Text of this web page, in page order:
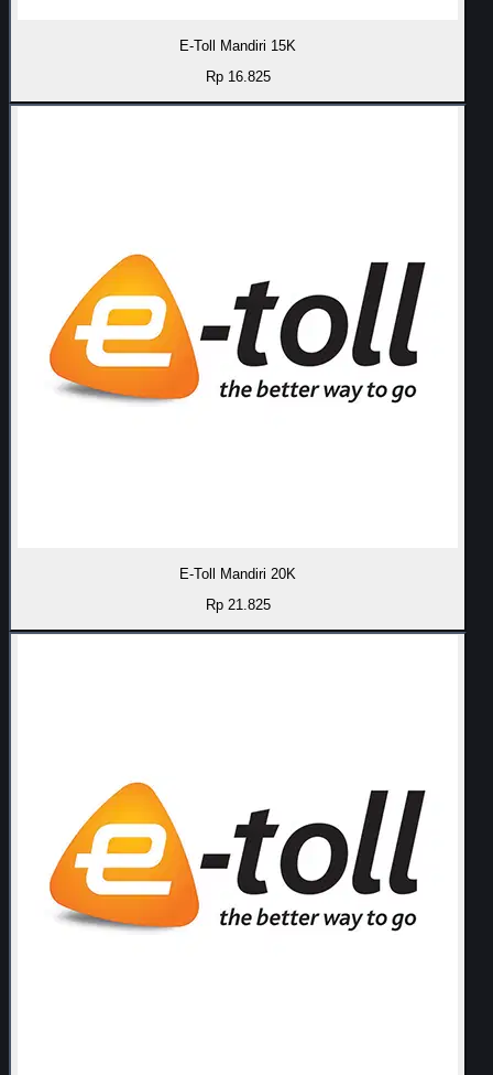
E-Toll Mandiri 15K
Rp 16.825
E-Toll Mandiri 20K
Rp 21.825